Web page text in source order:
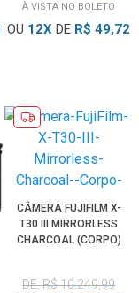
À VISTA NO BOLETO
OU 12X DE R$ 49,72
CÂMERA FUJIFILM X-
T30 III MIRRORLESS
CHARCOAL (CORPO)
DE: R$ 10.249,99